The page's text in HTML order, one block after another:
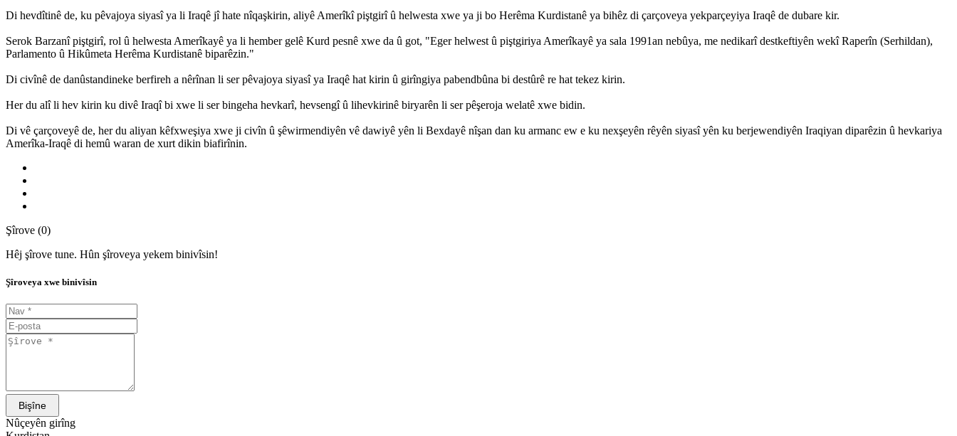
Di hevdîtinê de, ku pêvajoya siyasî ya li Iraqê jî hate nîqaşkirin, aliyê Amerîkî piştgirî û helwesta xwe ya ji bo Herêma Kurdistanê ya bihêz di çarçoveya yekparçeyiya Iraqê de dubare kir.
Serok Barzanî piştgirî, rol û helwesta Amerîkayê ya li hember gelê Kurd pesnê xwe da û got, "Eger helwest û piştgiriya Amerîkayê ya sala 1991an nebûya, me nedikarî destkeftiyên wekî Raperîn (Serhildan),
Parlamento û Hikûmeta Herêma Kurdistanê biparêzin."
Di civînê de danûstandineke berfireh a nêrînan li ser pêvajoya siyasî ya Iraqê hat kirin û girîngiya pabendbûna bi destûrê re hat tekez kirin.
Her du alî li hev kirin ku divê Iraqî bi xwe li ser bingeha hevkarî, hevsengî û lihevkirinê biryarên li ser pêşeroja welatê xwe bidin.
Di vê çarçoveyê de, her du aliyan kêfxweşiya xwe ji civîn û şêwirmendiyên vê dawiyê yên li Bexdayê nîşan dan ku armanc ew e ku nexşeyên rêyên siyasî yên ku berjewendiyên Iraqiyan diparêzin û hevkariya
Amerîka-Iraqê di hemû waran de xurt dikin biafirînin.
Şîrove (0)
Hêj şîrove tune. Hûn şîroveya yekem binivîsin!
Şîroveya xwe binivîsin
Bişîne
Nûçeyên girîng